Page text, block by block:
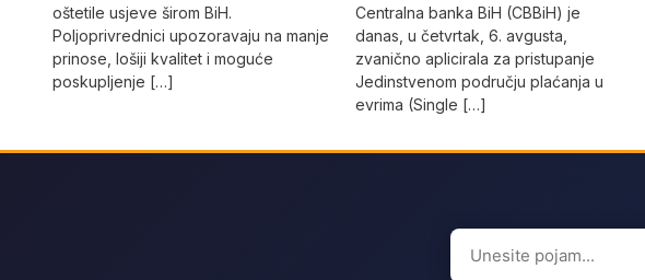
oštetile usjeve širom BiH.
Poljoprivrednici upozoravaju na manje
prinose, lošiji kvalitet i moguće
poskupljenje […]
Centralna banka BiH (CBBiH) je
danas, u četvrtak, 6. avgusta,
zvanično aplicirala za pristupanje
Jedinstvenom području plaćanja u
evrima (Single […]
Search
for: